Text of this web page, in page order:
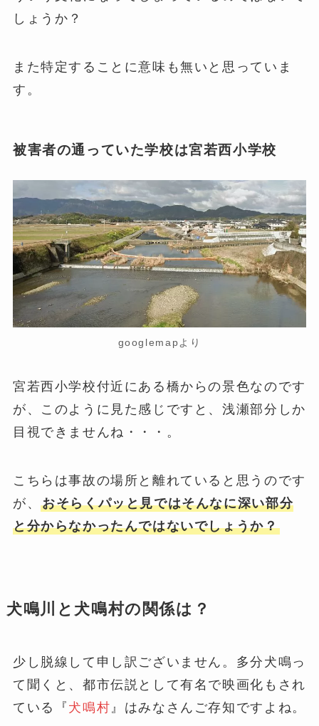
しょうか？
また特定することに意味も無いと思っていま
す。
被害者の通っていた学校は宮若西小学校
googlemapより
宮若西小学校付近にある橋からの景色なのです
が、このように見た感じですと、浅瀬部分しか
目視できませんね・・・。
こちらは事故の場所と離れていると思うのです
が、おそらくパッと見ではそんなに深い部分
と分からなかったんではないでしょうか？
犬鳴川と犬鳴村の関係は？
少し脱線して申し訳ございません。多分犬鳴っ
て聞くと、都市伝説として有名で映画化もされ
ている『 犬鳴村 』はみなさんご存知ですよね。